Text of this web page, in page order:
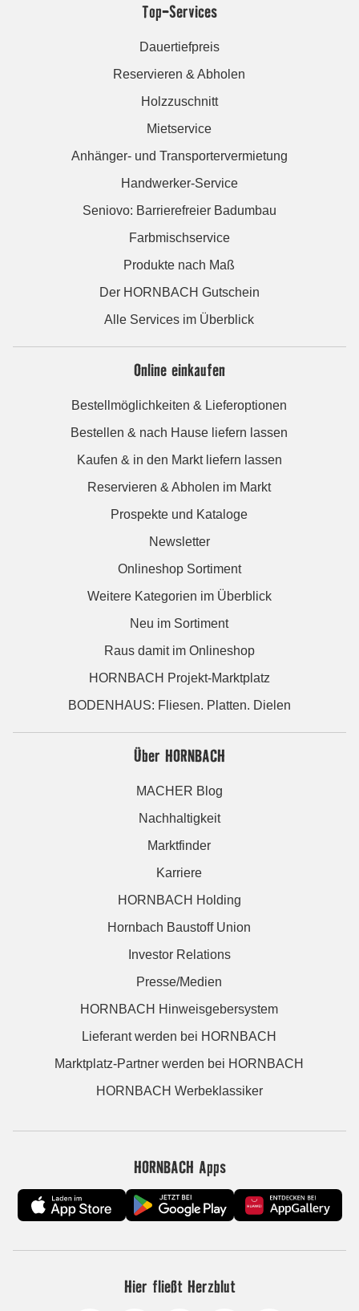
Top-Services
Dauertiefpreis
Reservieren & Abholen
Holzzuschnitt
Mietservice
Anhänger- und Transportervermietung
Handwerker-Service
Seniovo: Barrierefreier Badumbau
Farbmischservice
Produkte nach Maß
Der HORNBACH Gutschein
Alle Services im Überblick
Online einkaufen
Bestellmöglichkeiten & Lieferoptionen
Bestellen & nach Hause liefern lassen
Kaufen & in den Markt liefern lassen
Reservieren & Abholen im Markt
Prospekte und Kataloge
Newsletter
Onlineshop Sortiment
Weitere Kategorien im Überblick
Neu im Sortiment
Raus damit im Onlineshop
HORNBACH Projekt-Marktplatz
BODENHAUS: Fliesen. Platten. Dielen
Über HORNBACH
MACHER Blog
Nachhaltigkeit
Marktfinder
Karriere
HORNBACH Holding
Hornbach Baustoff Union
Investor Relations
Presse/Medien
HORNBACH Hinweisgebersystem
Lieferant werden bei HORNBACH
Marktplatz-Partner werden bei HORNBACH
HORNBACH Werbeklassiker
HORNBACH Apps
Hier fließt Herzblut